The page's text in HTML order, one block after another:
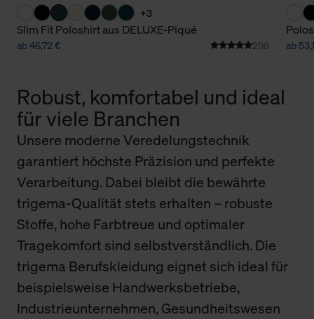
+3
Slim Fit Poloshirt aus DELUXE-Piqué
ab 46,72 € 298 ab
Robust, komfortabel und ideal
für viele Branchen
Unsere moderne Veredelungstechnik
garantiert höchste Präzision und perfekte
Verarbeitung. Dabei bleibt die bewährte
trigema-Qualität stets erhalten – robuste
Stoffe, hohe Farbtreue und optimaler
Tragekomfort sind selbstverständlich. Die
trigema Berufskleidung eignet sich ideal für
beispielsweise Handwerksbetriebe,
Industrieunternehmen, Gesundheitswesen